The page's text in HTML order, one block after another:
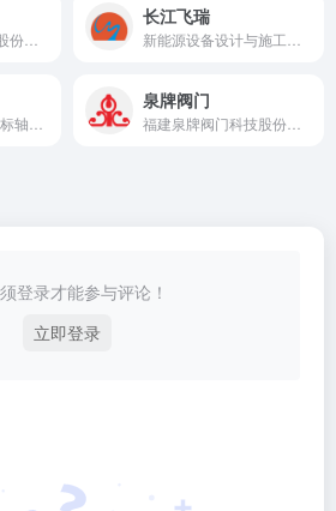
长江飞瑞
泉牌阀门
登录才能参与评论！
立即登录